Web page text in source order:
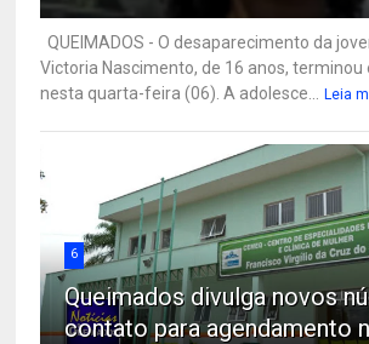
QUEIMADOS - O desaparecimento da
Victoria Nascimento, de 16 anos, terminou
nesta quarta-feira (06). A adolesce...
Leia
6
Queimados divulga novos
contato para agendamento